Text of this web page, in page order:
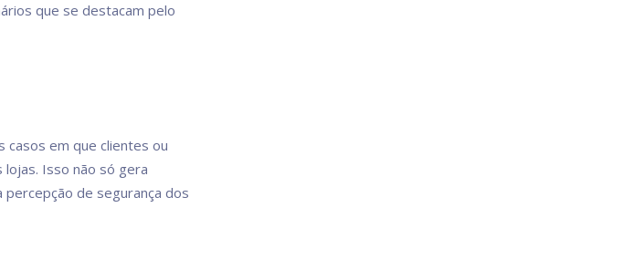
que se destacam pelo
casos em que clientes ou
Isso não só gera
de segurança dos